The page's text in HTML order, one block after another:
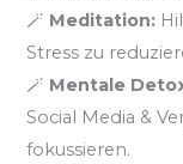
🪄 Meditation:
Stress zu
🪄 Mentale
Social Media &
fokussieren.